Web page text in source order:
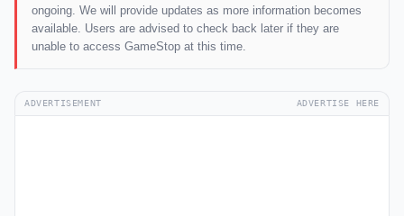
ongoing. We will provide updates as more information becomes
available. Users are advised to check back later if they are
unable to access GameStop at this time.
ADVERTISEMENT ADVERTISE HERE